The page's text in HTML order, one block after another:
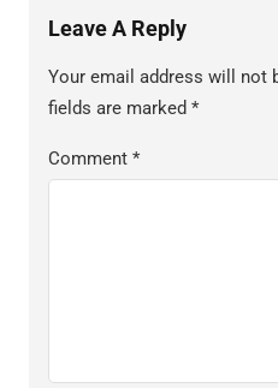
Leave A Reply
Your email address will not
fields are marked *
Comment *